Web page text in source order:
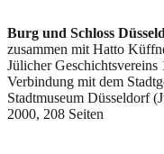
Burg und Schloss
zusammen mit Hatto
Jülicher
Verbindung mit dem
Stadtmuseum Düsseldorf
2000, 208 Seiten